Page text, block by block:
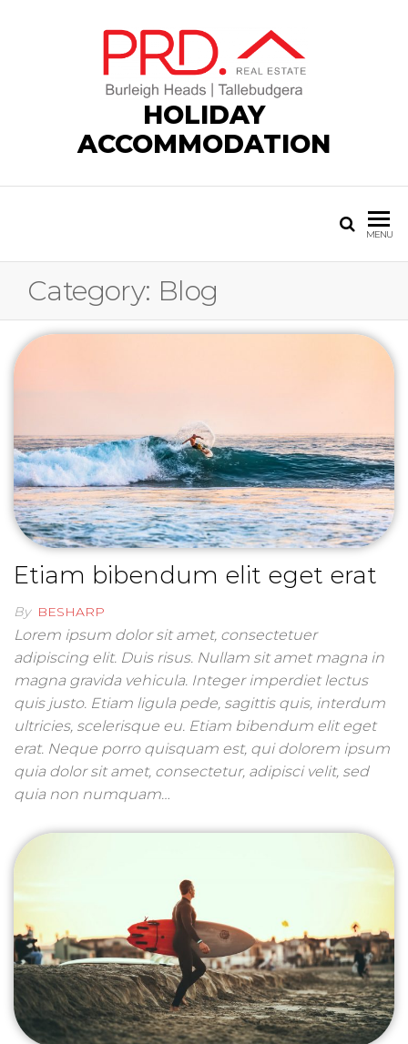
HOLIDAY
ACCOMMODATION
MENU
Category: Blog
Etiam bibendum elit eget erat
By BESHARP
Lorem ipsum dolor sit amet, consectetuer
adipiscing elit. Duis risus. Nullam sit amet magna in
magna gravida vehicula. Integer imperdiet lectus
quis justo. Etiam ligula pede, sagittis quis, interdum
ultricies, scelerisque eu. Etiam bibendum elit eget
erat. Neque porro quisquam est, qui dolorem ipsum
quia dolor sit amet, consectetur, adipisci velit, sed
quia non numquam…